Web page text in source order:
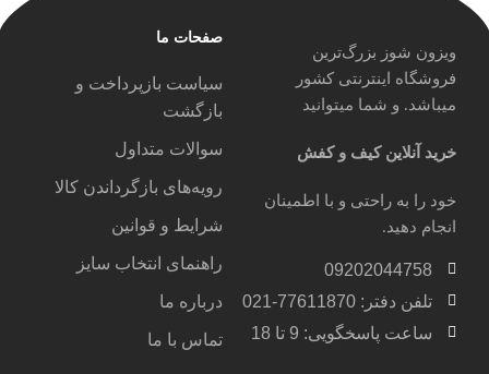
ویزون شوز بزرگ‌ترین
فروشگاه اینترنتی کشور
میباشد. و شما میتوانید
خرید آنلاین کیف و کفش
خود را به راحتی و با اطمینان
انجام دهید.
09202044758
تلفن دفتر: 77611870-021
ساعت پاسخگویی: 9 تا 18
صفحات ما
سیاست بازپرداخت و
بازگشت
سوالات متداول
رویه‌های بازگرداندن کالا
شرایط و قوانین
راهنمای انتخاب سایز
درباره ما
تماس با ما